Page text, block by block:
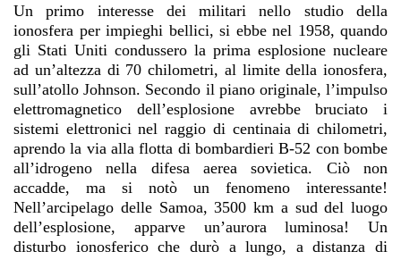
Un primo interesse dei militari nello studio della
ionosfera per impieghi bellici, si ebbe nel 1958, quando
gli Stati Uniti condussero la prima esplosione nucleare
ad un’altezza di 70 chilometri, al limite della ionosfera,
sull’atollo Johnson. Secondo il piano originale, l’impulso
elettromagnetico dell’esplosione avrebbe bruciato i
sistemi elettronici nel raggio di centinaia di chilometri,
aprendo la via alla flotta di bombardieri B-52 con bombe
all’idrogeno nella difesa aerea sovietica. Ciò non
accadde, ma si notò un fenomeno interessante!
Nell’arcipelago delle Samoa, 3500 km a sud del luogo
dell’esplosione, apparve un’aurora luminosa! Un
disturbo ionosferico che durò a lungo, a distanza di